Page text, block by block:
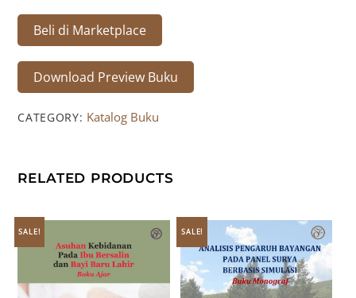
Beli di Marketplace
Download Preview Buku
CATEGORY: Katalog Buku
RELATED PRODUCTS
SALE! SALE!